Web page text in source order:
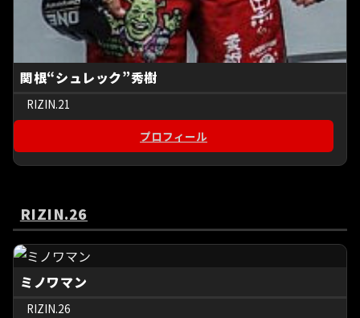
関根“シュレック”秀樹
RIZIN.21
プロフィール
RIZIN.26
ミノワマン
RIZIN.26